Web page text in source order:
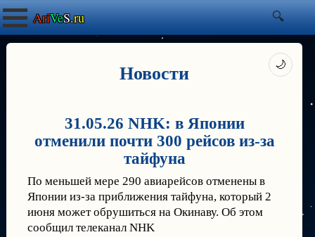
AriVeS.ru
Новости
31.05.26 NHK: в Японии
отменили почти 300 рейсов из-за
тайфуна
По меньшей мере 290 авиарейсов отменены в
Японии из-за приближения тайфуна, который 2
июня может обрушиться на Окинаву. Об этом
сообщил телеканал NHK
🌙